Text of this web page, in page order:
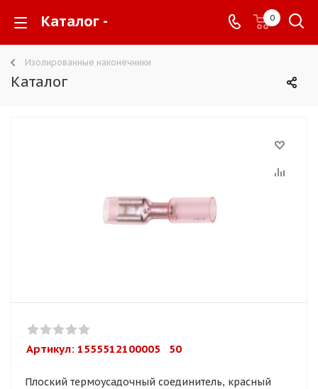
Каталог - 0
Изолированные наконечники
Каталог
Артикул: 1555512100005   50
Плоский термоусадочный соединитель, красный